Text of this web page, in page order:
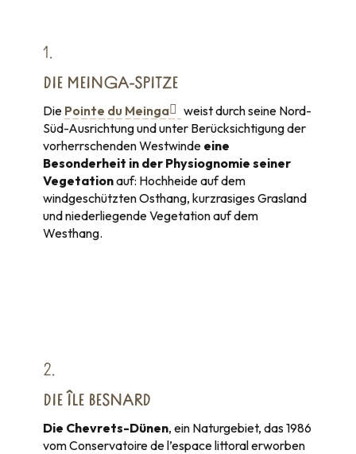
1.
DIE MEINGA-SPITZE
Die Pointe du Meinga
weist durch seine Nord-
Süd-Ausrichtung und unter Berücksichtigung der
vorherrschenden Westwinde eine
Besonderheit in der Physiognomie seiner
Vegetationauf: Hochheide auf dem
windgeschützten Osthang, kurzrasiges Grasland
und niederliegende Vegetation auf dem
Westhang.
2.
DIE ÎLE BESNARD
Die Chevrets-Dünen, ein Naturgebiet, das 1986
vom Conservatoire de l’espace littoral erworben